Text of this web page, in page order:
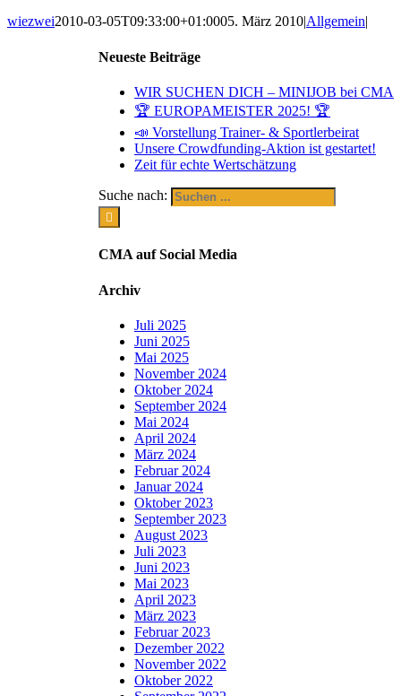
wiezwei2010-03-05T09:33:00+01:0005. März 2010|Allgemein|
Neueste Beiträge
WIR SUCHEN DICH – MINIJOB bei CMA
🏆 EUROPAMEISTER 2025! 🏆
📣 Vorstellung Trainer- & Sportlerbeirat
Unsere Crowdfunding-Aktion ist gestartet!
Zeit für echte Wertschätzung
Suche nach:
CMA auf Social Media
Archiv
Juli 2025
Juni 2025
Mai 2025
November 2024
Oktober 2024
September 2024
Mai 2024
April 2024
März 2024
Februar 2024
Januar 2024
Oktober 2023
September 2023
August 2023
Juli 2023
Juni 2023
Mai 2023
April 2023
März 2023
Februar 2023
Dezember 2022
November 2022
Oktober 2022